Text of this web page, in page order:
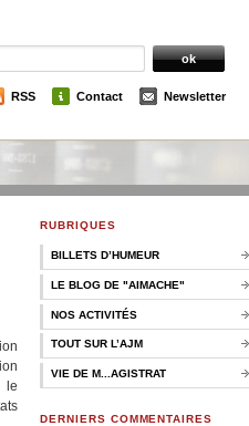
RSS Contact Newsletter
le
RUBRIQUES
BILLETS D’HUMEUR
LE BLOG DE "AIMACHE"
NOS ACTIVITÉS
TOUT SUR L’AJM
VIE DE M...AGISTRAT
DERNIERS COMMENTAIRES